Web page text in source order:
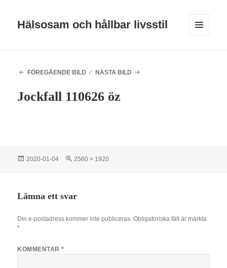
Hälsosam och hållbar livsstil
FÖREGÅENDE BILD NÄSTA BILD
Jockfall 110626 öz
Postat
2020-01-04
Full
2560 × 1920
Lämna ett svar
Din e-postadress kommer inte publiceras. Obligatoriska fält är märkta
*
KOMMENTAR*